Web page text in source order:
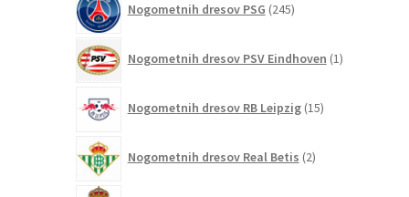
Nogometnih dresov PSG 245izdelkov
Nogometnih dresov PSV Eindhoven 1izdelek
Nogometnih dresov RB Leipzig 15izdelkov
Nogometnih dresov Real Betis 2izdelka